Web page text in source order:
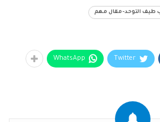
طيف التوحد-مقال مهم
Twitter
WhatsApp